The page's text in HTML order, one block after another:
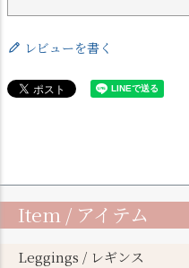
レビューを書く
Item / アイテム
Leggings / レギンス